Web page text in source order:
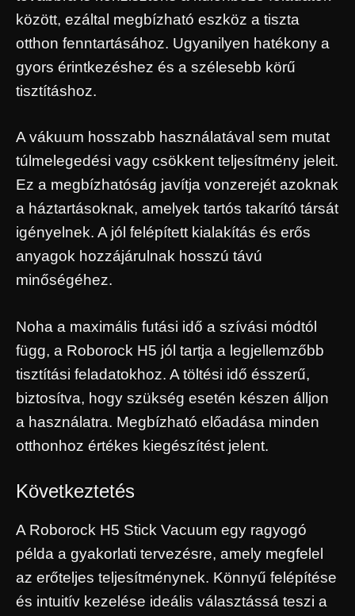
között, ezáltal megbízható eszköz a tiszta
otthon fenntartásához. Ugyanilyen hatékony a
gyors érintkezéshez és a szélesebb körű
tisztításhoz.
A vákuum hosszabb használatával sem mutat
túlmelegedési vagy csökkent teljesítmény jeleit.
Ez a megbízhatóság javítja vonzerejét azoknak
a háztartásoknak, amelyek tartós takarító társát
igényelnek. A jól felépített kialakítás és erős
anyagok hozzájárulnak hosszú távú
minőségéhez.
Noha a maximális futási idő a szívási módtól
függ, a Roborock H5 jól tartja a legjellemzőbb
tisztítási feladatokhoz. A töltési idő ésszerű,
biztosítva, hogy szükség esetén készen álljon
a használatra. Megbízható előadása minden
otthonhoz értékes kiegészítést jelent.
Következtetés
A Roborock H5 Stick Vacuum egy ragyogó
példa a gyakorlati tervezésre, amely megfelel
az erőteljes teljesítménynek. Könnyű felépítése
és intuitív kezelése ideális választássá teszi a